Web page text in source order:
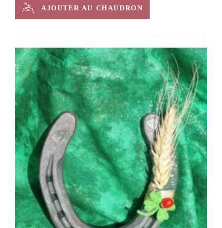
AJOUTER AU CHAUDRON